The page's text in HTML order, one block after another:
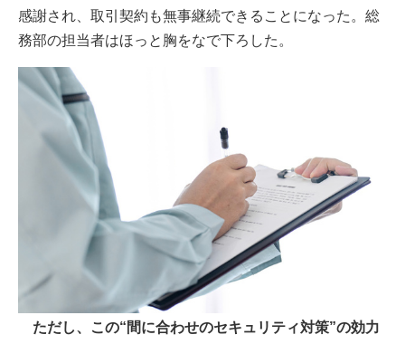
感謝され、取引契約も無事継続できることになった。総
務部の担当者はほっと胸をなで下ろした。
ただし、この“間に合わせのセキュリティ対策”の効力